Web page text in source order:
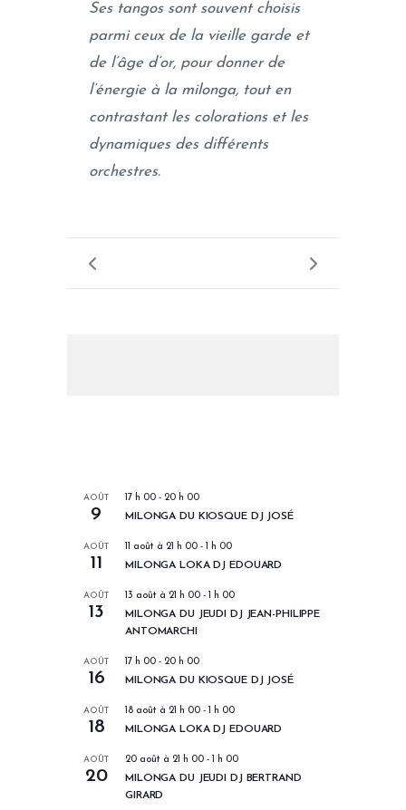
Ses tangos sont souvent choisis
parmi ceux de la vieille garde et
de l’âge d’or, pour donner de
l’énergie à la milonga, tout en
contrastant les colorations et les
dynamiques des différents
orchestres.
AOÛT
9
17 h 00 - 20 h 00
MILONGA DU KIOSQUE DJ JOSÉ
AOÛT
11
11 août à 21 h 00 - 1 h 00
MILONGA LOKA DJ EDOUARD
AOÛT
13
13 août à 21 h 00 - 1 h 00
MILONGA DU JEUDI DJ JEAN-PHILIPPE
ANTOMARCHI
AOÛT
16
17 h 00 - 20 h 00
MILONGA DU KIOSQUE DJ JOSÉ
AOÛT
18
18 août à 21 h 00 - 1 h 00
MILONGA LOKA DJ EDOUARD
AOÛT
20
20 août à 21 h 00 - 1 h 00
MILONGA DU JEUDI DJ BERTRAND
GIRARD